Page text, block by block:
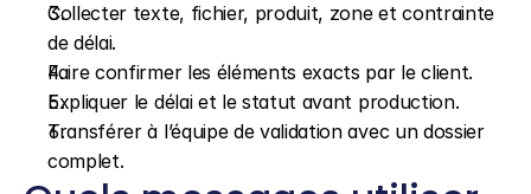
Collecter texte, fichier, produit, zone et contrainte
de délai.
Faire confirmer les éléments exacts par le client.
Expliquer le délai et le statut avant production.
Transférer à l’équipe de validation avec un dossier
complet.